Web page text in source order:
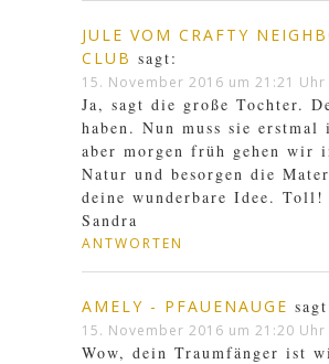
JULE VOM CRAFTY
CLUB sagt:
15. November 2016 um 21:21 Uhr
Ja, sagt die große Tochter.
haben. Nun muss sie erstmal
aber morgen früh gehen wir
Natur und besorgen die
deine wunderbare Idee. Toll!
Sandra
ANTWORTEN
AMELY - PFAUENAUGE
15. November 2016 um 21:20 Uhr
Wow, dein Traumfänger ist